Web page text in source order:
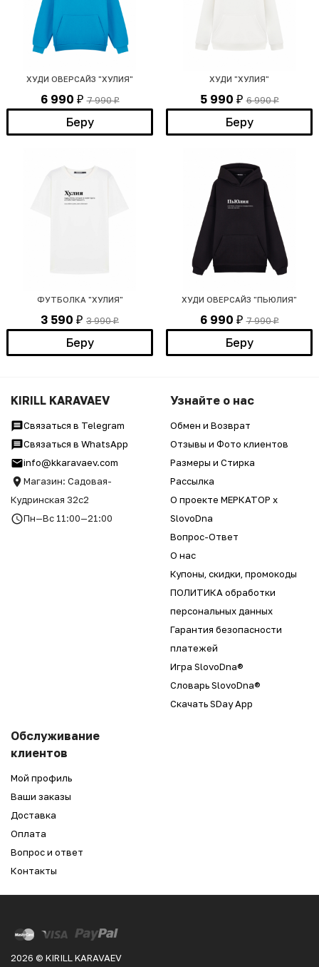
ХУДИ ОВЕРСАЙЗ "ХУЛИЯ"
6 990 ₽ 7 990₽
Беру
ХУДИ "ХУЛИЯ"
5 990 ₽ 6 990₽
Беру
ФУТБОЛКА "ХУЛИЯ"
3 590 ₽ 3 990₽
Беру
ХУДИ ОВЕРСАЙЗ "ПЬЮЛИЯ"
6 990 ₽ 7 990₽
Беру
KIRILL KARAVAEV
Связаться в Telegram
Связаться в WhatsApp
info@kkaravaev.com
Магазин: Садовая-
Кудринская 32с2
Пн—Вс 11:00—21:00
Узнайте о нас
Обмен и Возврат
Отзывы и Фото клиентов
Размеры и Стирка
Рассылка
О проекте МЕРКАТОР x
SlovoDna
Вопрос-Ответ
О нас
Купоны, скидки, промокоды
ПОЛИТИКА обработки
персональных данных
Гарантия безопасности
платежей
Игра SlovoDna®
Словарь SlovoDna®
Скачать SDay App
Обслуживание
клиентов
Мой профиль
Ваши заказы
Доставка
Оплата
Вопрос и ответ
Контакты
2026 © KIRILL KARAVAEV